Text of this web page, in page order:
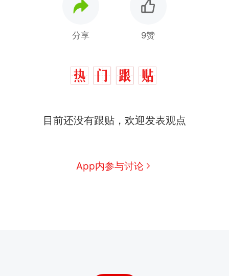
分享 9赞
目前还没有跟贴，欢迎发表观点
App内参与讨论